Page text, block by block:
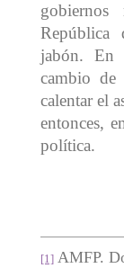
gobiernos
jabón. En
cambio de
calentar el
entonces,
política.
[1] AMFP.